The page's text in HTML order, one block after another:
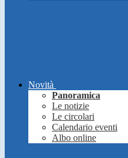
Novità
Panoramica
Le notizie
Le circolari
Calendario eventi
Albo online